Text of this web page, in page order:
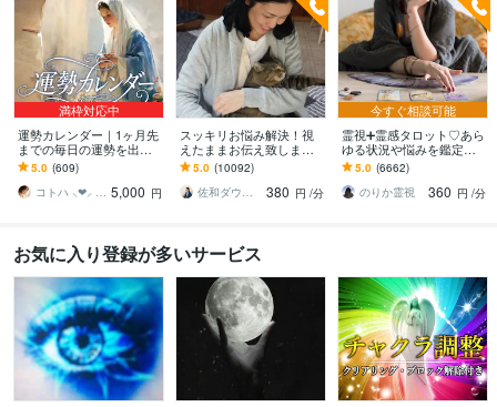
満枠対応中
運勢カレンダー｜1ヶ月先
までの毎日の運勢を出し
ます 30日×500字のおよそ
1万5千文字で細かく詳細
に記します
5.0 (609)
コトハ ⸜❤︎⸝ 新サービス提供開始✨️ 5,000 円
スッキリお悩み解決！視
えたままお伝え致します
恋愛、結婚、人間関係、
仕事、人生、ペットの気
持ち等◎祈願付き
5.0 (10092)
佐和ダウジング＆スピリットメンター
380 円 /分
今すぐ相談可能
霊視➕霊感タロット♡あら
ゆる状況や悩みを鑑定し
ます 霊能家系末裔 |プロ占
い師歴16年| 気持ちや未来
を伝えます
5.0 (6662)
のりか霊視
360 円 /分
お気に入り登録が多いサービス